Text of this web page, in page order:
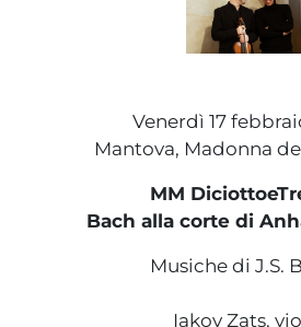
Venerdì 17
Mantova, Madonna
MM
Bach alla corte di
Musiche di J.S.
Iakov Zats,